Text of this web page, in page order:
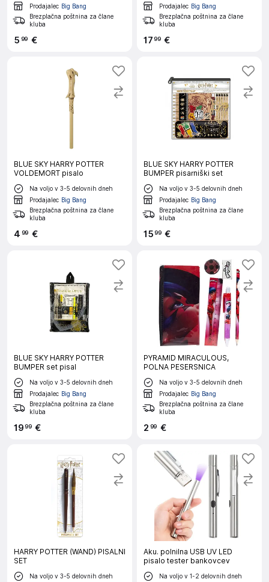
Prodajalec Big Bang
Brezplačna poštnina za člane
kluba
5 99 €
Prodajalec Big Bang
Brezplačna poštnina za člane
kluba
1799 €
BLUE SKY HARRY POTTER
VOLDEMORT pisalo
Na voljo v 3-5 delovnih dneh
Prodajalec Big Bang
Brezplačna poštnina za člane
kluba
4 99 €
BLUE SKY HARRY POTTER
BUMPER pisarniški set
Na voljo v 3-5 delovnih dneh
Prodajalec Big Bang
Brezplačna poštnina za člane
kluba
1599 €
BLUE SKY HARRY POTTER
BUMPER set pisal
Na voljo v 3-5 delovnih dneh
Prodajalec Big Bang
Brezplačna poštnina za člane
kluba
1999 €
PYRAMID MIRACULOUS,
POLNA PESERSNICA
Na voljo v 3-5 delovnih dneh
Prodajalec Big Bang
Brezplačna poštnina za člane
kluba
2 99 €
HARRY POTTER (WAND) PISALNI
SET
Na voljo v 3-5 delovnih dneh
Aku. polnilna USB UV LED
pisalo tester bankovcev
Na voljo v 1-2 delovnih dneh